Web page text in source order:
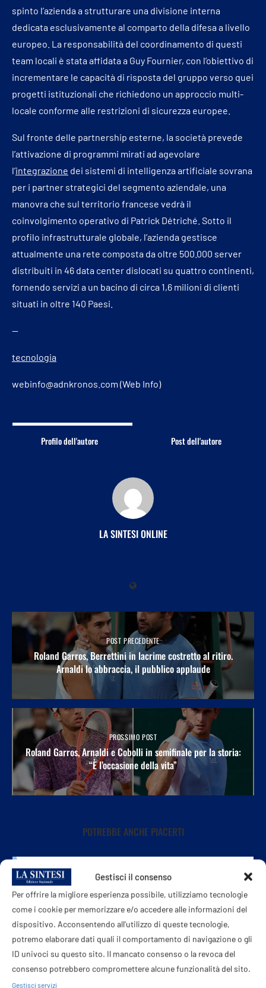
Gestisci il consenso
Per offrire la migliore esperienza possibile, utilizziamo tecnologie
come i cookie per memorizzare e/o accedere alle informazioni del
dispositivo. Acconsentendo all'utilizzo di queste tecnologie,
potremo elaborare dati quali il comportamento di navigazione o gli
ID univoci su questo sito. Il mancato consenso o la revoca del
consenso potrebbero compromettere alcune funzionalità del sito.
Gestisci servizi
spinto l’azienda a strutturare una divisione interna
dedicata esclusivamente al comparto della difesa a livello
europeo. La responsabilità del coordinamento di questi
team locali è stata affidata a Guy Fournier, con l’obiettivo di
incrementare le capacità di risposta del gruppo verso quei
progetti istituzionali che richiedono un approccio multi-
locale conforme alle restrizioni di sicurezza europee.
Sul fronte delle partnership esterne, la società prevede
l’attivazione di programmi mirati ad agevolare
l’integrazione dei sistemi di intelligenza artificiale sovrana
per i partner strategici del segmento aziendale, una
manovra che sul territorio francese vedrà il
coinvolgimento operativo di Patrick Détriché. Sotto il
profilo infrastrutturale globale, l’azienda gestisce
attualmente una rete composta da oltre 500.000 server
distribuiti in 46 data center dislocati su quattro continenti,
fornendo servizi a un bacino di circa 1,6 milioni di clienti
situati in oltre 140 Paesi.
—
tecnologia
webinfo@adnkronos.com (Web Info)
Profilo dell'autore Post dell'autore
LA SINTESI ONLINE
POST PRECEDENTE
Roland Garros, Berrettini in lacrime costretto al ritiro.
Arnaldi lo abbraccia, il pubblico applaude
PROSSIMO POST
Roland Garros, Arnaldi e Cobolli in semifinale per la storia:
“È l’occasione della vita”
POTREBBE ANCHE PIACERTI